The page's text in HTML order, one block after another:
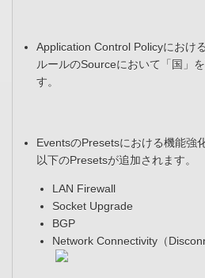
Application Control Policyにおけ
ルールのSourceにおいて「国」
す。
EventsのPresetsにおける機能強
以下のPresetsが追加されます。
LAN Firewall
Socket Upgrade
BGP
Network Connectivity（